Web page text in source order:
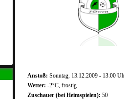
Anstoß: Sonntag, 13.12.2009 - 13:00
Wetter: -2°C, frostig
Zuschauer (bei Heimspielen): 50